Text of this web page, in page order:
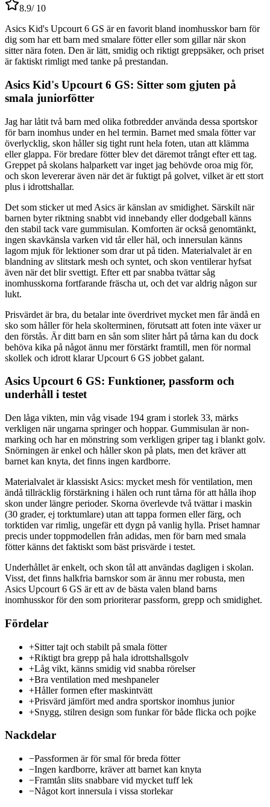
8.9/ 10
Asics Kid's Upcourt 6 GS är en favorit bland inomhusskor barn för
dig som har ett barn med smalare fötter eller som gillar när skon
sitter nära foten. Den är lätt, smidig och riktigt greppsäker, och priset
är faktiskt rimligt med tanke på prestandan.
Asics Kid's Upcourt 6 GS: Sitter som gjuten på
smala juniorfötter
Jag har låtit två barn med olika fotbredder använda dessa sportskor
för barn inomhus under en hel termin. Barnet med smala fötter var
överlycklig, skon håller sig tight runt hela foten, utan att klämma
eller glappa. För bredare fötter blev det däremot trångt efter ett tag.
Greppet på skolans halparkett var inget jag behövde oroa mig för,
och skon levererar även när det är fuktigt på golvet, vilket är ett stort
plus i idrottshallar.
Det som sticker ut med Asics är känslan av smidighet. Särskilt när
barnen byter riktning snabbt vid innebandy eller dodgeball känns
den stabil tack vare gummisulan. Komforten är också genomtänkt,
ingen skavkänsla varken vid tår eller häl, och innersulan känns
lagom mjuk för lektioner som drar ut på tiden. Materialvalet är en
blandning av slitstark mesh och syntet, och skon ventilerar hyfsat
även när det blir svettigt. Efter ett par snabba tvättar såg
inomhusskorna fortfarande fräscha ut, och det var aldrig någon sur
lukt.
Prisvärdet är bra, du betalar inte överdrivet mycket men får ändå en
sko som håller för hela skolterminen, förutsatt att foten inte växer ur
den förstås. Är ditt barn en sån som sliter hårt på tårna kan du dock
behöva kika på något ännu mer förstärkt framtill, men för normal
skollek och idrott klarar Upcourt 6 GS jobbet galant.
Asics Upcourt 6 GS: Funktioner, passform och
underhåll i testet
Den låga vikten, min våg visade 194 gram i storlek 33, märks
verkligen när ungarna springer och hoppar. Gummisulan är non-
marking och har en mönstring som verkligen griper tag i blankt golv.
Snörningen är enkel och håller skon på plats, men det kräver att
barnet kan knyta, det finns ingen kardborre.
Materialvalet är klassiskt Asics: mycket mesh för ventilation, men
ändå tillräcklig förstärkning i hälen och runt tårna för att hålla ihop
skon under längre perioder. Skorna överlevde två tvättar i maskin
(30 grader, ej torktumlare) utan att tappa formen eller färg, och
torktiden var rimlig, ungefär ett dygn på vanlig hylla. Priset hamnar
precis under toppmodellen från adidas, men för barn med smala
fötter känns det faktiskt som bäst prisvärde i testet.
Underhållet är enkelt, och skon tål att användas dagligen i skolan.
Visst, det finns halkfria barnskor som är ännu mer robusta, men
Asics Upcourt 6 GS är ett av de bästa valen bland barns
inomhusskor för den som prioriterar passform, grepp och smidighet.
Fördelar
+Sitter tajt och stabilt på smala fötter
+Riktigt bra grepp på hala idrottshallsgolv
+Låg vikt, känns smidig vid snabba rörelser
+Bra ventilation med meshpaneler
+Håller formen efter maskintvätt
+Prisvärd jämfört med andra sportskor inomhus junior
+Snygg, stilren design som funkar för både flicka och pojke
Nackdelar
−Passformen är för smal för breda fötter
−Ingen kardborre, kräver att barnet kan knyta
−Framtån slits snabbare vid mycket tuff lek
−Något kort innersula i vissa storlekar